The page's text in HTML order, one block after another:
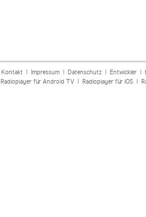
Kontakt| Impressum| Datenschutz| Entwickler|
Radioplayer für Android TV| Radioplayer für iOS|